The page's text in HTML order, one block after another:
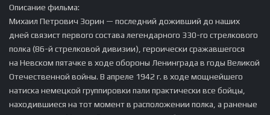
Описание фильма:
Михаил Петрович Зорин — последний доживший до наших
дней связист первого состава легендарного 330-го стрелкового
полка (86-й стрелковой дивизии), героически сражавшегося
на Невском пятачке в ходе обороны Ленинграда в годы Великой
Отечественной войны. В апреле 1942 г. в ходе мощнейшего
натиска немецкой группировки пали практически все бойцы,
находившиеся на тот момент в расположении полка, а раненые